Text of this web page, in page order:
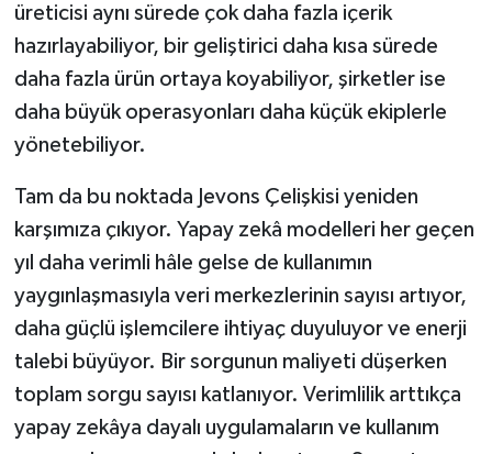
üreticisi aynı sürede çok daha fazla içerik
hazırlayabiliyor, bir geliştirici daha kısa sürede
daha fazla ürün ortaya koyabiliyor, şirketler ise
daha büyük operasyonları daha küçük ekiplerle
yönetebiliyor.
Tam da bu noktada Jevons Çelişkisi yeniden
karşımıza çıkıyor. Yapay zekâ modelleri her geçen
yıl daha verimli hâle gelse de kullanımın
yaygınlaşmasıyla veri merkezlerinin sayısı artıyor,
daha güçlü işlemcilere ihtiyaç duyuluyor ve enerji
talebi büyüyor. Bir sorgunun maliyeti düşerken
toplam sorgu sayısı katlanıyor. Verimlilik arttıkça
yapay zekâya dayalı uygulamaların ve kullanım